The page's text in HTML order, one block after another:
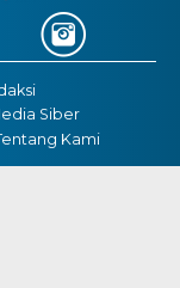
Siber
Kami